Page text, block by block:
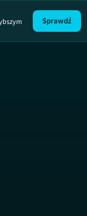
Sprawdź